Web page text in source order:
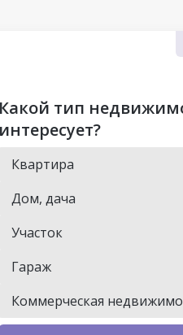
Какой тип
интересует?
Квартира
Дом, дача
Участок
Гараж
Коммерческая